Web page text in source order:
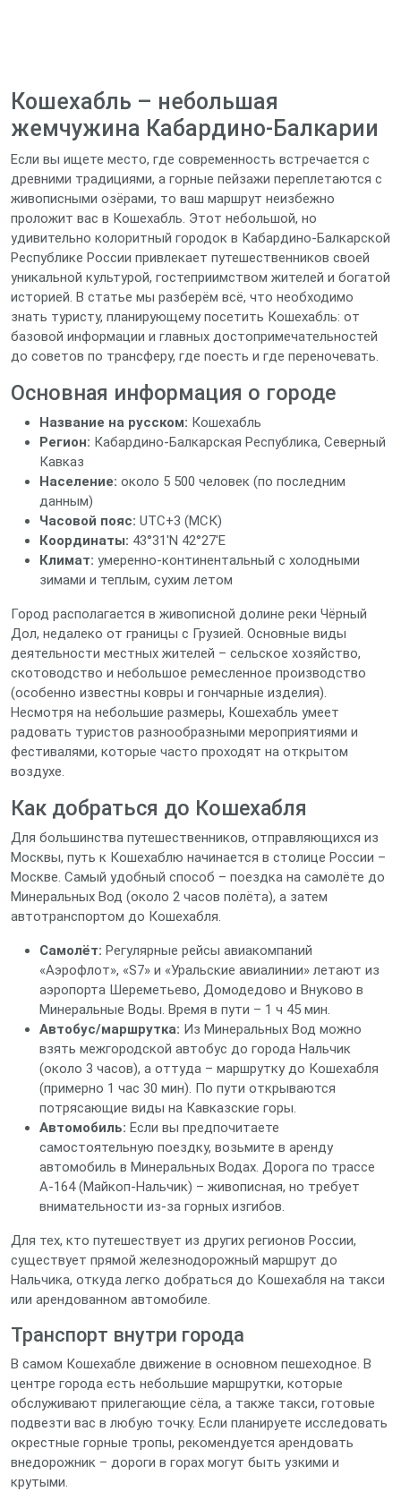
Кошехабль – небольшая
жемчужина Кабардино‑Балкарии
Если вы ищете место, где современность встречается с
древними традициями, а горные пейзажи переплетаются с
живописными озёрами, то ваш маршрут неизбежно
проложит вас в Кошехабль. Этот небольшой, но
удивительно колоритный городок в Кабардино‑Балкарской
Республике России привлекает путешественников своей
уникальной культурой, гостеприимством жителей и богатой
историей. В статье мы разберём всё, что необходимо
знать туристу, планирующему посетить Кошехабль: от
базовой информации и главных достопримечательностей
до советов по трансферу, где поесть и где переночевать.
Основная информация о городе
Название на русском: Кошехабль
Регион: Кабардино‑Балкарская Республика, Северный
Кавказ
Население: около 5 500 человек (по последним
данным)
Часовой пояс: UTC+3 (МСК)
Координаты: 43°31′N 42°27′E
Климат: умеренно‑континентальный с холодными
зимами и теплым, сухим летом
Город располагается в живописной долине реки Чёрный
Дол, недалеко от границы с Грузией. Основные виды
деятельности местных жителей – сельское хозяйство,
скотоводство и небольшое ремесленное производство
(особенно известны ковры и гончарные изделия).
Несмотря на небольшие размеры, Кошехабль умеет
радовать туристов разнообразными мероприятиями и
фестивалями, которые часто проходят на открытом
воздухе.
Как добраться до Кошехабля
Для большинства путешественников, отправляющихся из
Москвы, путь к Кошехаблю начинается в столице России –
Москве. Самый удобный способ – поездка на самолёте до
Минеральных Вод (около 2 часов полёта), а затем
автотранспортом до Кошехабля.
Самолёт: Регулярные рейсы авиакомпаний
«Аэрофлот», «S7» и «Уральские авиалинии» летают из
аэропорта Шереметьево, Домодедово и Внуково в
Минеральные Воды. Время в пути – 1 ч 45 мин.
Автобус/маршрутка: Из Минеральных Вод можно
взять межгородской автобус до города Нальчик
(около 3 часов), а оттуда – маршрутку до Кошехабля
(примерно 1 час 30 мин). По пути открываются
потрясающие виды на Кавказские горы.
Автомобиль: Если вы предпочитаете
самостоятельную поездку, возьмите в аренду
автомобиль в Минеральных Водах. Дорога по трассе
А-164 (Майкоп‑Нальчик) – живописная, но требует
внимательности из‑за горных изгибов.
Для тех, кто путешествует из других регионов России,
существует прямой железнодорожный маршрут до
Нальчика, откуда легко добраться до Кошехабля на такси
или арендованном автомобиле.
Транспорт внутри города
В самом Кошехабле движение в основном пешеходное. В
центре города есть небольшие маршрутки, которые
обслуживают прилегающие сёла, а также такси, готовые
подвезти вас в любую точку. Если планируете исследовать
окрестные горные тропы, рекомендуется арендовать
внедорожник – дороги в горах могут быть узкими и
крутыми.